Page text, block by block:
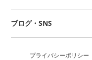
ブログ・SNS
プライバシーポリシー